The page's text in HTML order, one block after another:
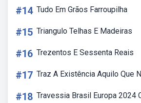
#14 Tudo Em Grãos Farroupilha
#15 Triangulo Telhas E Madeiras
#16 Trezentos E Sessenta Reais
#17 Traz A Existência Aquilo Que
#18 Travessia Brasil Europa 2024